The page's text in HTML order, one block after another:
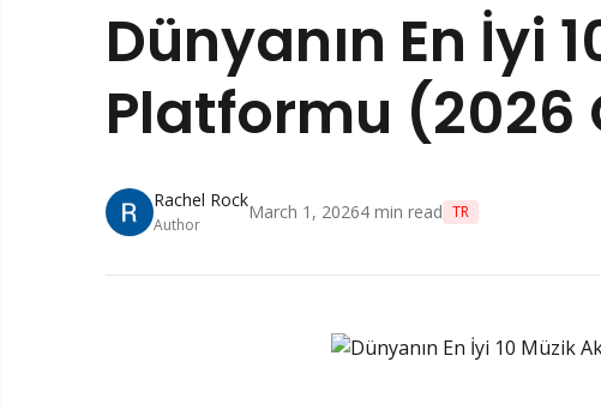
Dünyanın En İyi
Platformu (2026
Rachel Rock
Author
March 1, 20264 min read TR